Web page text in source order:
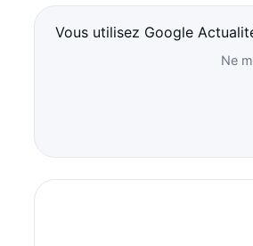
Vous utilisez Google
Ne